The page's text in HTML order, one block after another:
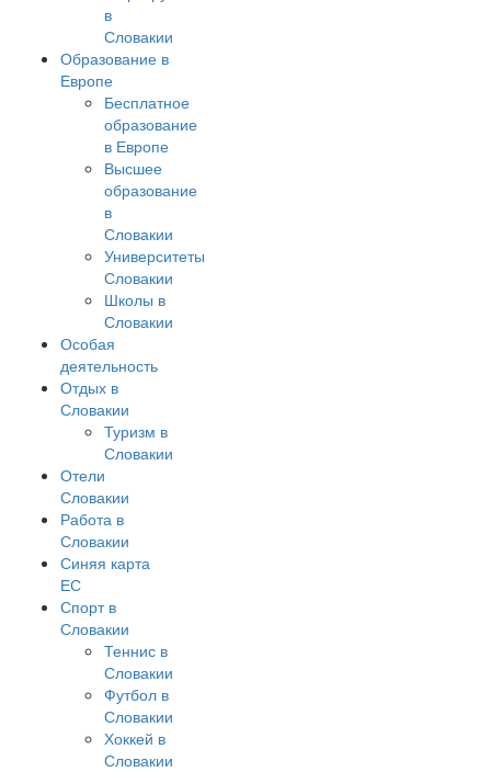
в
Словакии
Образование в
Европе
Бесплатное
образование
в Европе
Высшее
образование
в
Словакии
Университеты
Словакии
Школы в
Словакии
Особая
деятельность
Отдых в
Словакии
Туризм в
Словакии
Отели
Словакии
Работа в
Словакии
Синяя карта
ЕС
Спорт в
Словакии
Теннис в
Словакии
Футбол в
Словакии
Хоккей в
Словакии